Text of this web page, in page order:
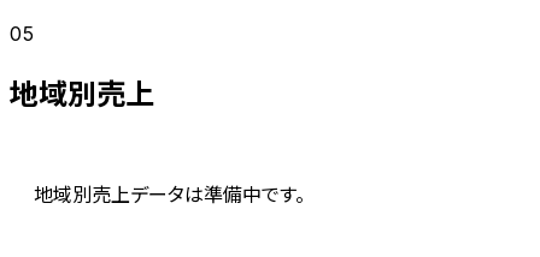
05
地域別売上
地域別売上データは準備中です。